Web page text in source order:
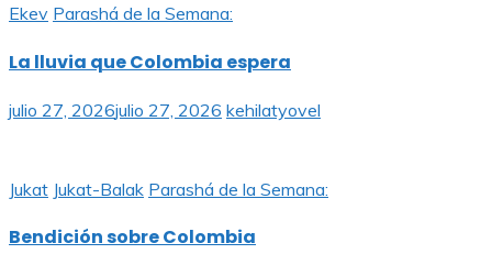
Ekev Parashá de la Semana:
La lluvia que Colombia espera
julio 27, 2026julio 27, 2026 kehilatyovel
Jukat Jukat-Balak Parashá de la Semana:
Bendición sobre Colombia